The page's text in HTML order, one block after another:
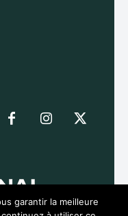
garantir la meilleure